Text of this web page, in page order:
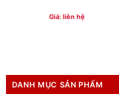
DANH MỤC SẢN PHẨM
Giá: liên hệ